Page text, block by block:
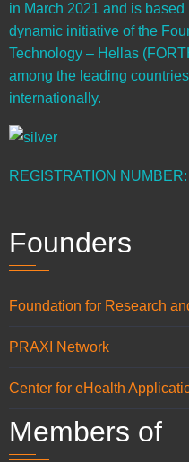
in March 2021 and is based
dynamic initiative of the
Technology – Hellas
among the leading
internationally.
REGISTRATION
Founders
Foundation for Research
PRAXI Network
Center for eHealth
Members of